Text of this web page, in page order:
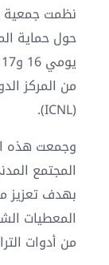
نظمت جمعية
حول حماية
من المركز
(ICNL).
وجمعت هذه
المجتمع
بهدف تعزيز
المعطيات
من أدوات